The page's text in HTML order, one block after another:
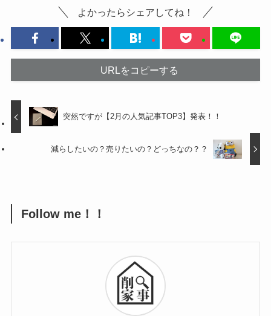
よかったらシェアしてね！
URLをコピーする
突然ですが【2月の人気記事TOP3】発表！！
減らしたいの？売りたいの？どっちなの？？
Follow me！！